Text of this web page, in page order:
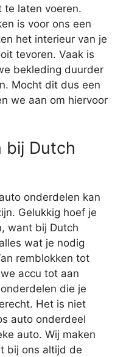
te laten voeren.
is voor ons een
het interieur van je
tevoren. Vaak is
bekleding duurder
Mocht dit dus een
we aan om hiervoor
bij Dutch
onderdelen kan
Gelukkig hoef je
want bij Dutch
wat je nodig
remblokken tot
accu tot aan
die je
Het is niet
auto onderdeel
auto. Wij maken
bij ons altijd de